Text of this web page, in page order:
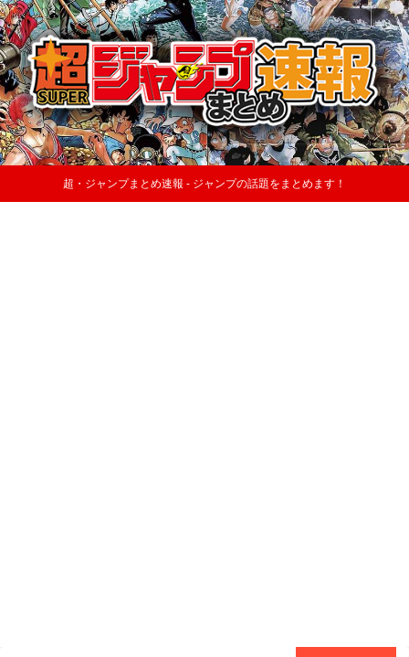
超・ジャンプまとめ速報 - ジャンプの話題をまとめます！